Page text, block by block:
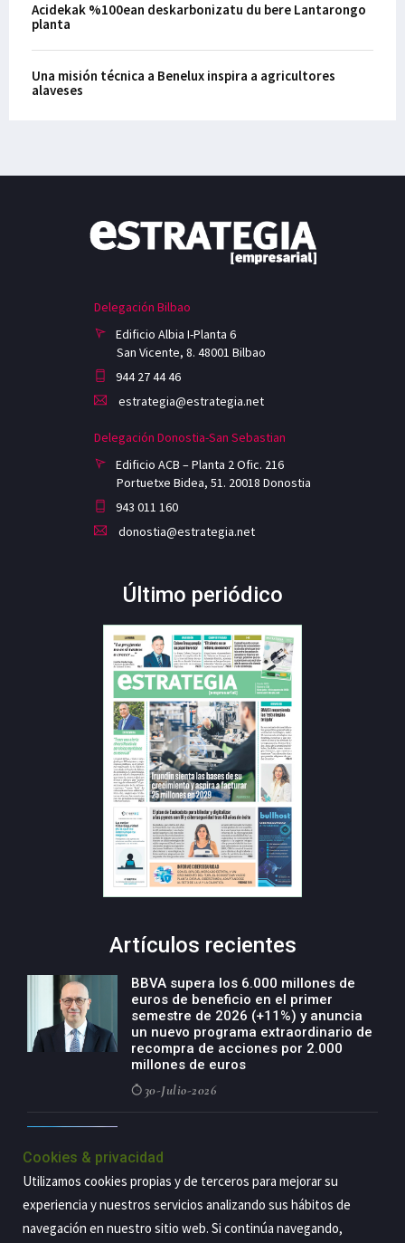
Acidekak %100ean deskarbonizatu du bere Lantarongo
planta
Una misión técnica a Benelux inspira a agricultores
alaveses
Delegación Bilbao
Edificio Albia I-Planta 6
San Vicente, 8. 48001 Bilbao
944 27 44 46
estrategia@estrategia.net
Delegación Donostia-San Sebastian
Edificio ACB – Planta 2 Ofic. 216
Portuetxe Bidea, 51. 20018 Donostia
943 011 160
donostia@estrategia.net
Último periódico
Artículos recientes
BBVA supera los 6.000 millones de
euros de beneficio en el primer
semestre de 2026 (+11%) y anuncia
un nuevo programa extraordinario de
recompra de acciones por 2.000
millones de euros
30-Julio-2026
negocio agro con un modelo global
de especialización presente en siete
países
29-Julio-2026
Cookies & privacidad
Utilizamos cookies propias y de terceros para mejorar su
experiencia y nuestros servicios analizando sus hábitos de
navegación en nuestro sitio web. Si continúa navegando,